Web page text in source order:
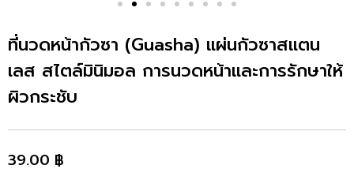
ที่นวดหน้ากัวซา (Guasha) แผ่นกัวซาสแตน
เลส สไตล์มินิมอล การนวดหน้าและการรักษาให้
ผิวกระชับ
39.00 ฿